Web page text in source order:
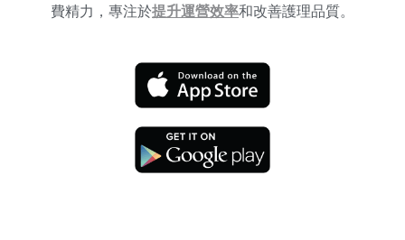
費精力，專注於提升運營效率和改善護理品質。